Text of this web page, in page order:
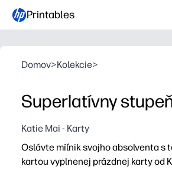
Printables
Domov>Kolekcie>
Superlatívny
Katie Mai - Karty
Oslávte míľnik svojho absolventa s
kartou vyplnenej prázdnej karty od